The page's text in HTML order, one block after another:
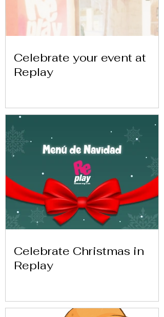
Celebrate your event at
Replay
Celebrate Christmas in
Replay